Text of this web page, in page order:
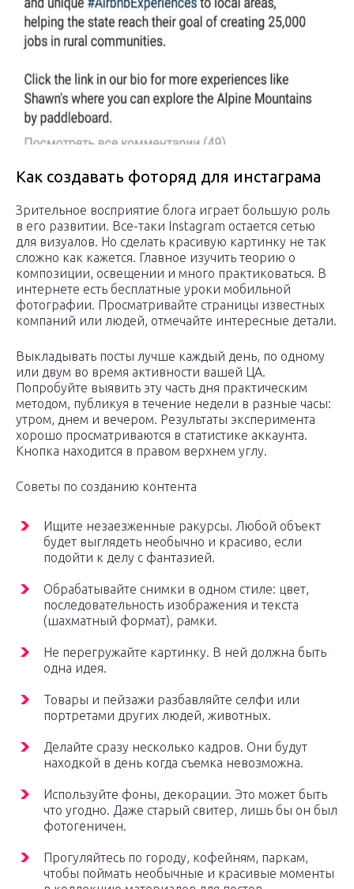
Как создавать фоторяд для инстаграма
Зрительное восприятие блога играет большую роль
в его развитии. Все-таки Instagram остается сетью
для визуалов. Но сделать красивую картинку не так
сложно как кажется. Главное изучить теорию о
композиции, освещении и много практиковаться. В
интернете есть бесплатные уроки мобильной
фотографии. Просматривайте страницы известных
компаний или людей, отмечайте интересные детали.
Выкладывать посты лучше каждый день, по одному
или двум во время активности вашей ЦА.
Попробуйте выявить эту часть дня практическим
методом, публикуя в течение недели в разные часы:
утром, днем и вечером. Результаты эксперимента
хорошо просматриваются в статистике аккаунта.
Кнопка находится в правом верхнем углу.
Советы по созданию контента
Ищите незаезженные ракурсы. Любой объект
будет выглядеть необычно и красиво, если
подойти к делу с фантазией.
Обрабатывайте снимки в одном стиле: цвет,
последовательность изображения и текста
(шахматный формат), рамки.
Не перегружайте картинку. В ней должна быть
одна идея.
Товары и пейзажи разбавляйте селфи или
портретами других людей, животных.
Делайте сразу несколько кадров. Они будут
находкой в день когда съемка невозможна.
Используйте фоны, декорации. Это может быть
что угодно. Даже старый свитер, лишь бы он был
фотогеничен.
Прогуляйтесь по городу, кофейням, паркам,
чтобы поймать необычные и красивые моменты